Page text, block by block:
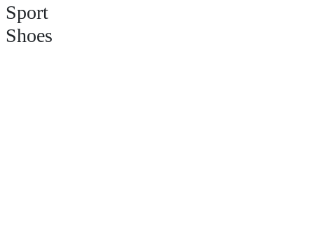
Sport
Shoes